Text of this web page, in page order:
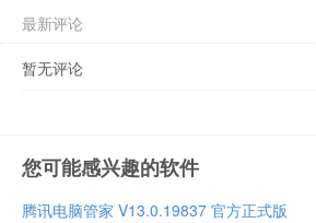
最新评论
暂无评论
您可能感兴趣的软件
腾讯电脑管家 V13.0.19837 官方正式版